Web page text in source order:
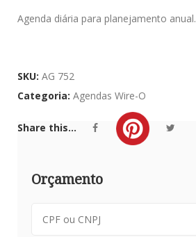
Agenda diária para planejamento anual.
SKU: AG 752
Categoria: Agendas Wire-O
Share this...
Orçamento